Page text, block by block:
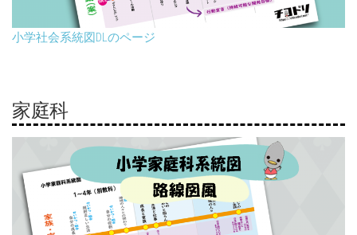
小学社会系統図DLのページ
家庭科